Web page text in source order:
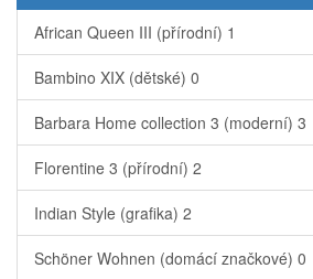
African Queen III (přírodní) 1
Bambino XIX (dětské) 0
Barbara Home collection 3 (moderní) 3
Florentine 3 (přírodní) 2
Indian Style (grafika) 2
Schöner Wohnen (domácí značkové) 0